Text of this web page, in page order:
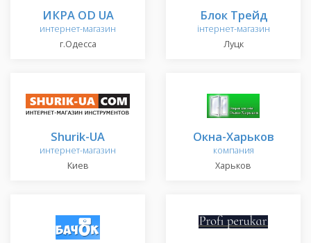
ИКРА OD UA
интернет-магазин
г.Одесса
Блок Трейд
інтернет-магазин
Луцк
Shurik-UA
интернет-магазин
Киев
Окна-Харьков
компания
Харьков